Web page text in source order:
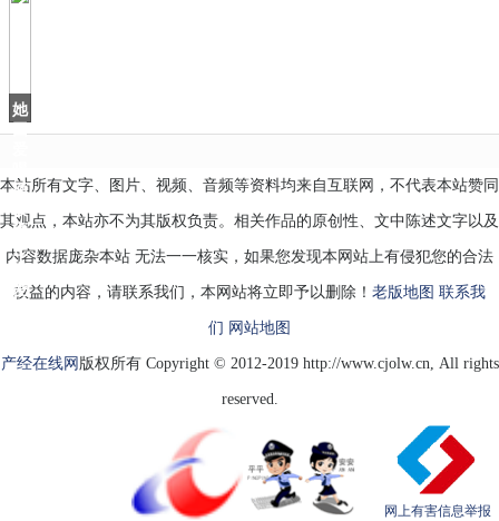
当
她
因
酒
被
雍
正
爱
本站所有文字、图片、视频、音频等资料均来自互联网，不代表本站赞同
其观点，本站亦不为其版权负责。相关作品的原创性、文中陈述文字以及
内容数据庞杂本站 无法一一核实，如果您发现本网站上有侵犯您的合法
权益的内容，请联系我们，本网站将立即予以删除！ 老版地图 联系我
们 网站地图
产经在线网 版权所有 Copyright © 2012-2019 http://www.cjolw.cn, All rights
reserved.
网上有害信息举报